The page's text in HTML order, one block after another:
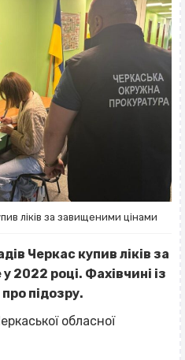
ліків за завищеними цінами
Черкас купив ліків за
році. Фахівчині із
підозру.
обласної